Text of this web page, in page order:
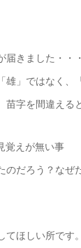
きました・・・
」ではなく、
字を間違える
覚えが無い事
のだろう？なぜ
ほしい所です。